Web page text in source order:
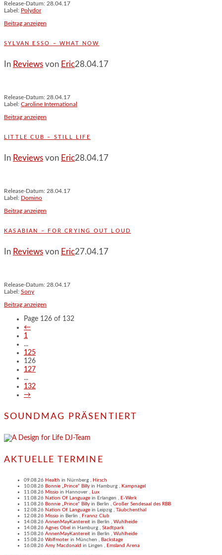
Release-Datum: 28.04.17
Label: Polydor
Beitrag anzeigen
SYLVAN ESSO – WHAT NOW
In Reviews von Eric28.04.17
Release-Datum: 28.04.17
Label: Caroline International
Beitrag anzeigen
LITTLE CUB – STILL LIFE
In Reviews von Eric28.04.17
Release-Datum: 28.04.17
Label: Domino
Beitrag anzeigen
KASABIAN – FOR CRYING OUT LOUD
In Reviews von Eric27.04.17
Release-Datum: 28.04.17
Label: Sony
Beitrag anzeigen
Page 126 of 132
←
1
...
125
126
127
...
132
→
SOUNDMAG PRÄSENTIERT
AKTUELLE TERMINE
09.08.26 Health in Nürnberg
Hirsch
10.08.26 Bonnie „Prince“ Billy in Hamburg
Kampnagel
11.08.26 Missio in Hannover
Lux
11.08.26 Nation Of Language in Erlangen
E-Werk
11.08.26 Bonnie „Prince“ Billy in Berlin
Großer Sendesaal des RBB
12.08.26 Nation Of Language in Leipzig
Täubchenthal
12.08.26 Missio in Berlin
Frannz Club
14.08.26 AnnenMayKantereit in Berlin
Wuhlheide
14.08.26 Agnes Obel in Hamburg
Stadtpark
15.08.26 AnnenMayKantereit in Berlin
Wuhlheide
15.08.26 Wolfmoter in München
Backstage
16.08.26 Amy Macdonald in Lingen Emsland Arena